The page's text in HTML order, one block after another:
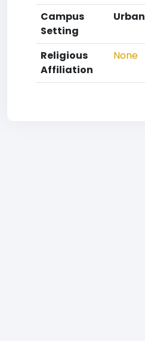
Campus
Setting
Urban
Religious
Affiliation
None